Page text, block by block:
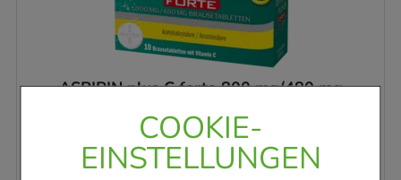
COOKIE-
EINSTELLUNGEN
ASPIRIN plus C forte 800 mg/480 mg
Bayer Vital GmbH
10 St